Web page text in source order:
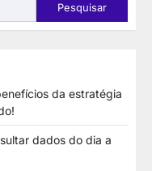
Pesquisar
da estratégia
dados do dia a